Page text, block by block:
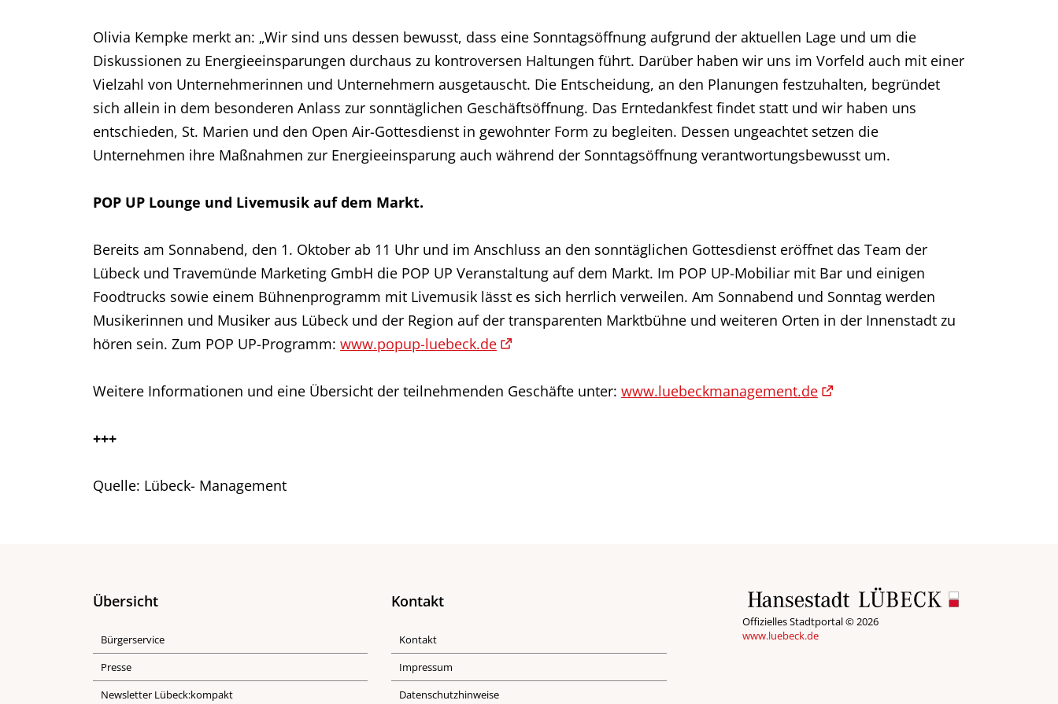
Olivia Kempke merkt an: „Wir sind uns dessen bewusst, dass eine Sonntagsöffnung aufgrund der aktuellen Lage und um die
Diskussionen zu Energieeinsparungen durchaus zu kontroversen Haltungen führt. Darüber haben wir uns im Vorfeld auch mit einer
Vielzahl von Unternehmerinnen und Unternehmern ausgetauscht. Die Entscheidung, an den Planungen festzuhalten, begründet
sich allein in dem besonderen Anlass zur sonntäglichen Geschäftsöffnung. Das Erntedankfest findet statt und wir haben uns
entschieden, St. Marien und den Open Air-Gottesdienst in gewohnter Form zu begleiten. Dessen ungeachtet setzen die
Unternehmen ihre Maßnahmen zur Energieeinsparung auch während der Sonntagsöffnung verantwortungsbewusst um.
POP UP Lounge und Livemusik auf dem Markt.
Bereits am Sonnabend, den 1. Oktober ab 11 Uhr und im Anschluss an den sonntäglichen Gottesdienst eröffnet das Team der
Lübeck und Travemünde Marketing GmbH die POP UP Veranstaltung auf dem Markt. Im POP UP-Mobiliar mit Bar und einigen
Foodtrucks sowie einem Bühnenprogramm mit Livemusik lässt es sich herrlich verweilen. Am Sonnabend und Sonntag werden
Musikerinnen und Musiker aus Lübeck und der Region auf der transparenten Marktbühne und weiteren Orten in der Innenstadt zu
hören sein. Zum POP UP-Programm: www.popup-luebeck.de
Weitere Informationen und eine Übersicht der teilnehmenden Geschäfte unter: www.luebeckmanagement.de
+++
Quelle: Lübeck- Management
Übersicht
Bürgerservice
Presse
Newsletter Lübeck:kompakt
Kontakt
Kontakt
Impressum
Datenschutzhinweise
Offizielles Stadtportal © 2026
www.luebeck.de